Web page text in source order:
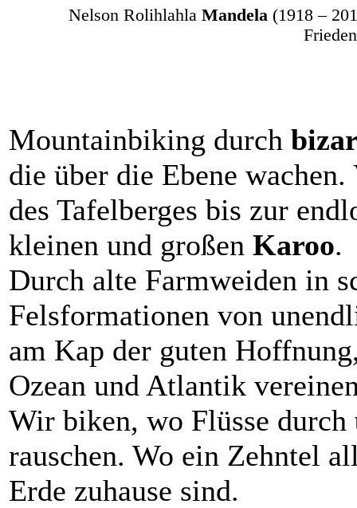
Nelson Rolihlahla Mandela (1918 –
Mountainbiking durch
die über die Ebene
des Tafelberges bis zur
kleinen und großen Karoo.
Durch alte Farmweiden in
Felsformationen von
am Kap der guten
Ozean und Atlantik
Wir biken, wo Flüsse durch
rauschen. Wo ein Zehntel
Erde zuhause sind.